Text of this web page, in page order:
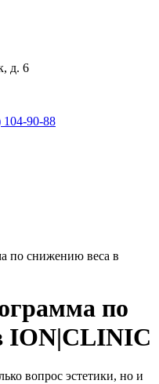
д. 6
104-90-88
по снижению веса в
по
ION|CLINIC
вопрос эстетики, но и